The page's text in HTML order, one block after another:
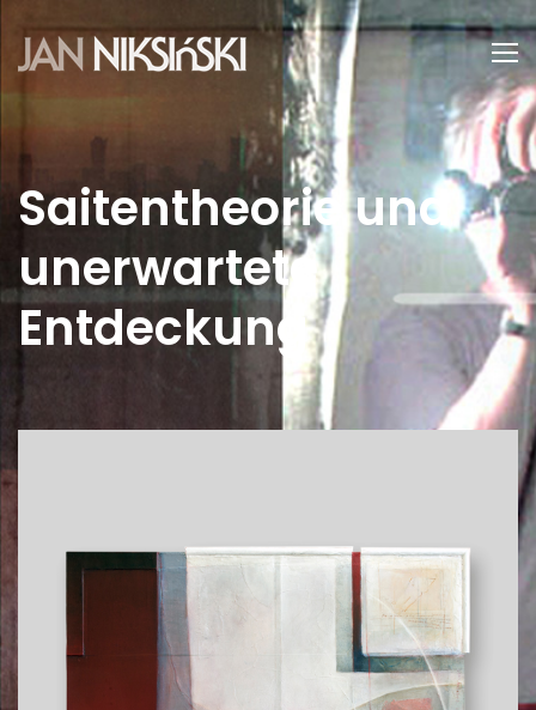
Saitentheorie und
unerwartete
Entdeckung